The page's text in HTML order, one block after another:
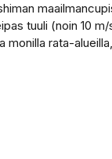
tuuli (noin 10
monilla rata-